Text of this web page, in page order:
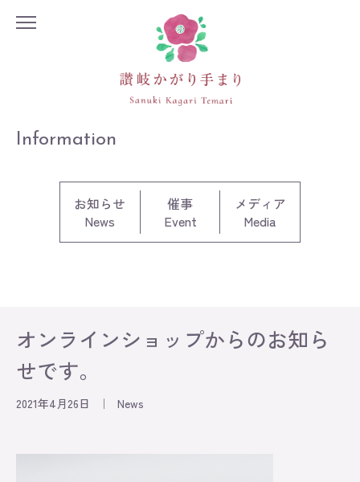
Information
お知らせ
News
催事
Event
メディア
Media
オンラインショップからのお知ら
せです。
2021年4月26日 ｜ News